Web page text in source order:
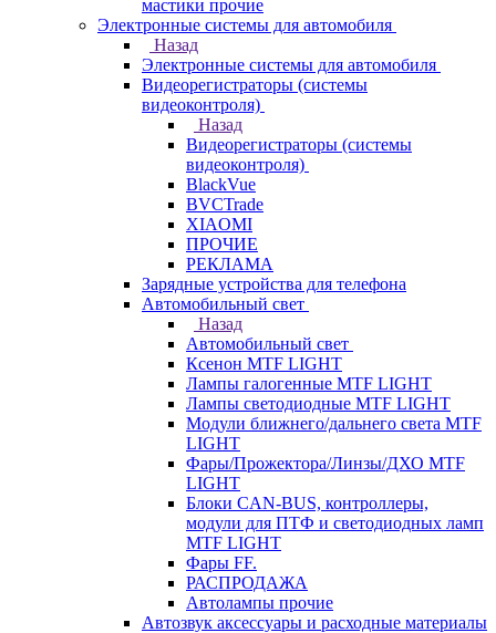
мастики прочие
Электронные системы для автомобиля
Назад
Электронные системы для автомобиля
Видеорегистраторы (системы
видеоконтроля)
Назад
Видеорегистраторы (системы
видеоконтроля)
BlackVue
BVCTrade
XIAOMI
ПРОЧИЕ
РЕКЛАМА
Зарядные устройства для телефона
Автомобильный свет
Назад
Автомобильный свет
Ксенон MTF LIGHT
Лампы галогенные MTF LIGHT
Лампы светодиодные MTF LIGHT
Модули ближнего/дальнего света MTF
LIGHT
Фары/Прожектора/Линзы/ДХО MTF
LIGHT
Блоки CAN-BUS, контроллеры,
модули для ПТФ и светодиодных ламп
MTF LIGHT
Фары FF.
РАСПРОДАЖА
Автолампы прочие
Автозвук аксессуары и расходные материалы